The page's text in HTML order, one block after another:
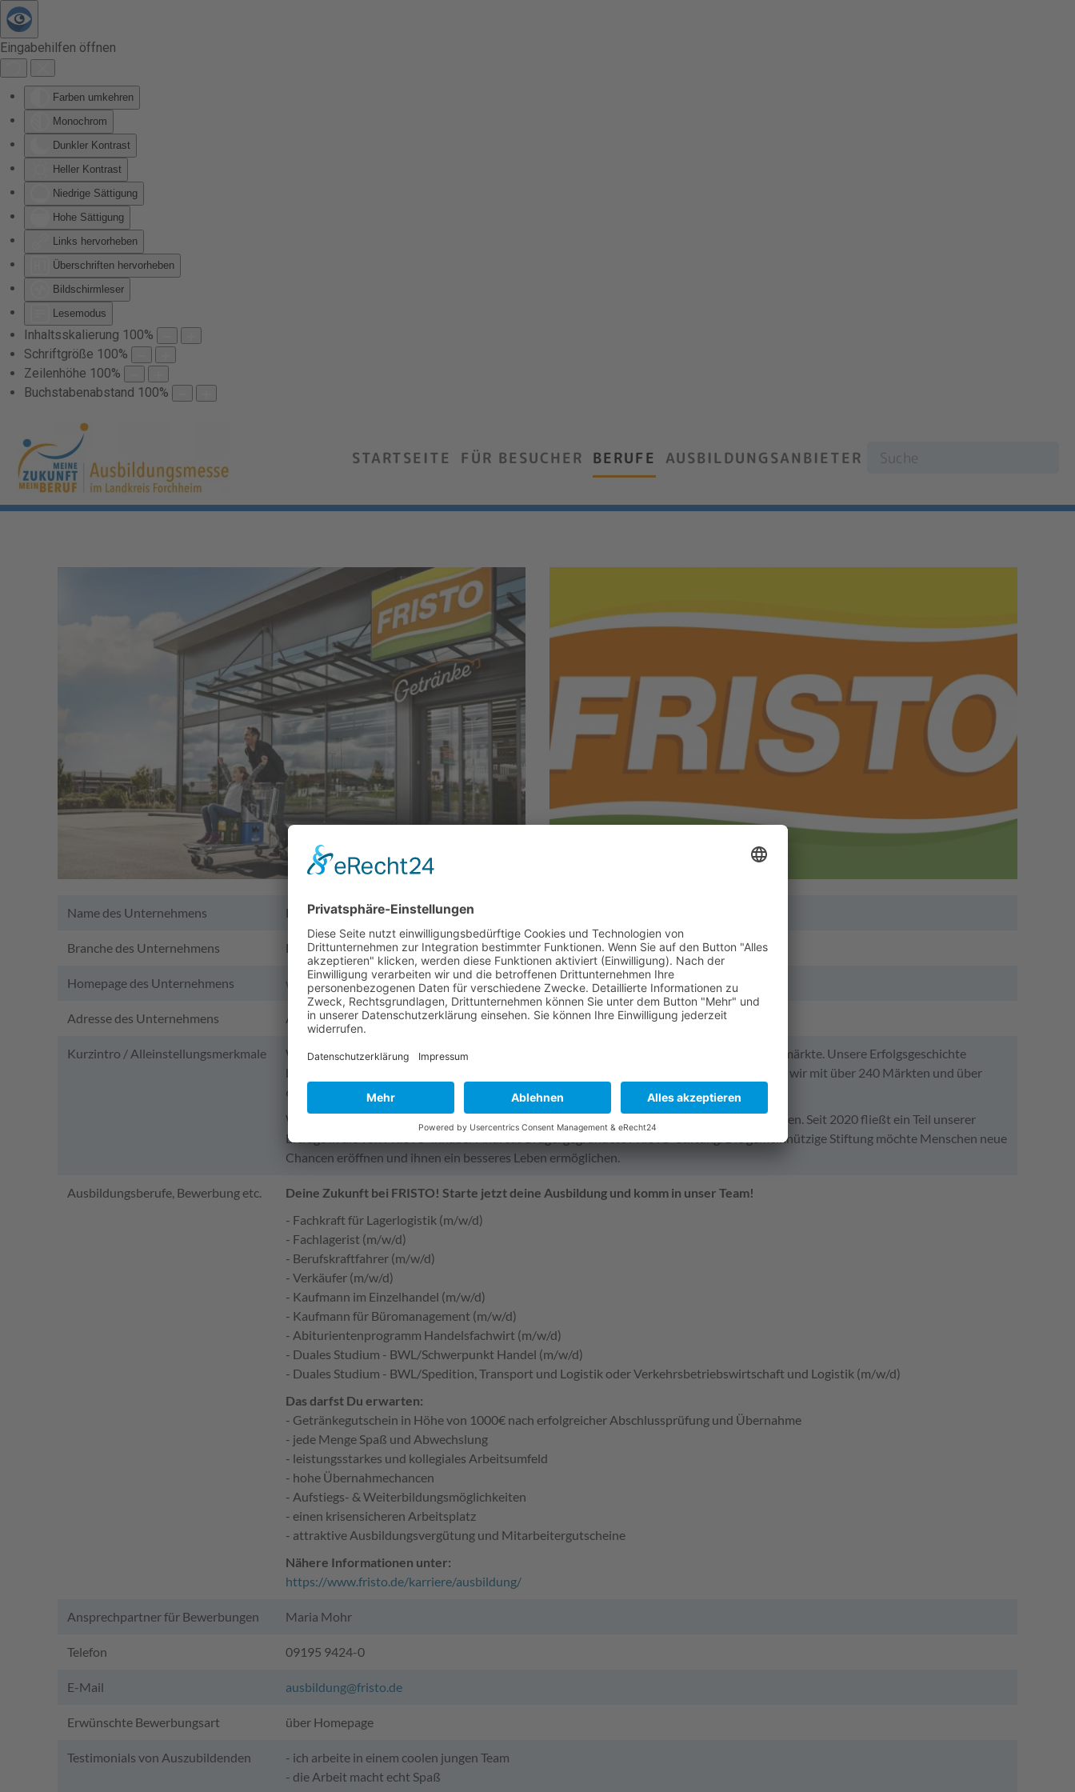
Eingabehilfen öffnen
Farben umkehren
Monochrom
Dunkler Kontrast
Heller Kontrast
Niedrige Sättigung
Hohe Sättigung
Links hervorheben
Überschriften hervorheben
Bildschirmleser
Lesemodus
Inhaltsskalierung 100%
Schriftgröße 100%
Zeilenhöhe 100%
Buchstabenabstand 100%
Zum Hauptinhalt springen
STARTSEITE FÜR BESUCHER BERUFE AUSBILDUNGSANBIETER
Name des Unternehmens FRISTO SE
Branche des Unternehmens Einzelhandel
Homepage des Unternehmens www.fristo.de/karriere
Adresse des Unternehmens Am Langgraben 2, 91325 Adelsdorf
Kurzintro / Alleinstellungsmerkmale
Wir betreiben als mittelständisches Unternehmen seit über 50 Jahren erfolgreich Getränkemärkte. Unsere Erfolgsgeschichte
begann 1970 mit der Eröffnung des ersten FRISTO Getränkemarkts in Nürnberg. Heute sind wir mit über 240 Märkten und über
6.000 Artikeln in acht deutschen Bundesländern sowie im österreichischen Tirol zuhause.
Wir möchten unserem unternehmerischen Wirken langfristig einen sinnstiftenden Wert geben. Seit 2020 fließt ein Teil unserer
Erträge in die von FRISTO-lnhaber Andreas Brügel gegründete FRISTO-Stiftung. Die gemeinnützige Stiftung möchte Menschen neue
Chancen eröffnen und ihnen ein besseres Leben ermöglichen.
Ausbildungsberufe, Bewerbung etc.
Deine Zukunft bei FRISTO! Starte jetzt deine Ausbildung und komm in unser Team!
- Fachkraft für Lagerlogistik (m/w/d)
- Fachlagerist (m/w/d)
- Berufskraftfahrer (m/w/d)
- Verkäufer (m/w/d)
- Kaufmann im Einzelhandel (m/w/d)
- Kaufmann für Büromanagement (m/w/d)
- Abiturientenprogramm Handelsfachwirt (m/w/d)
- Duales Studium - BWL/Schwerpunkt Handel (m/w/d)
- Duales Studium - BWL/Spedition, Transport und Logistik oder Verkehrsbetriebswirtschaft und Logistik (m/w/d)
Das darfst Du erwarten:
- Getränkegutschein in Höhe von 1000€ nach erfolgreicher Abschlussprüfung und Übernahme
- jede Menge Spaß und Abwechslung
- leistungsstarkes und kollegiales Arbeitsumfeld
- hohe Übernahmechancen
- Aufstiegs- & Weiterbildungsmöglichkeiten
- einen krisensicheren Arbeitsplatz
- attraktive Ausbildungsvergütung und Mitarbeitergutscheine
Nähere Informationen unter:
https://www.fristo.de/karriere/ausbildung/
Ansprechpartner für Bewerbungen Maria Mohr
Telefon 09195 9424-0
E-Mail ausbildung@fristo.de
Erwünschte Bewerbungsart über Homepage
Testimonials von Auszubildenden
- ich arbeite in einem coolen jungen Team
- die Arbeit macht echt Spaß